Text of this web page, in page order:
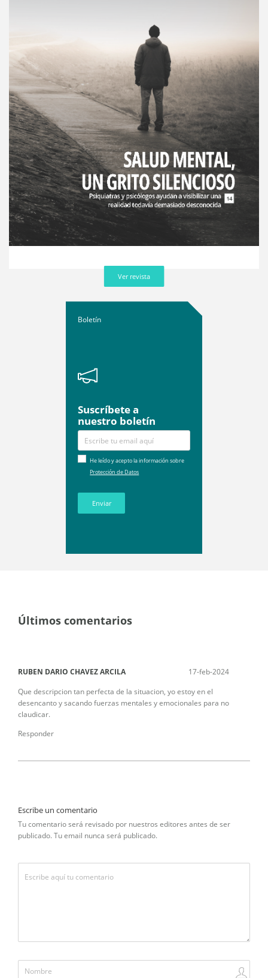
Ver revista
Boletín
Suscríbete a
nuestro boletín
He leído y acepto la información sobre
Protección de Datos
Enviar
Últimos comentarios
RUBEN DARIO CHAVEZ ARCILA 17-feb-2024
Que descripcion tan perfecta de la situacion, yo estoy en el
desencanto y sacando fuerzas mentales y emocionales para no
claudicar.
Responder
Escribe un comentario
Tu comentario será revisado por nuestros editores antes de ser
publicado. Tu email nunca será publicado.